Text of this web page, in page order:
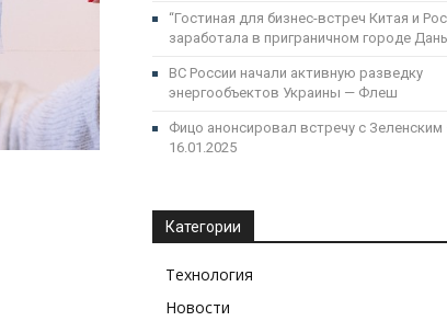
“Гостиная для бизнес-встреч Китая и
заработала в приграничном городе
ВС России начали активную разведку
энергообъектов Украины — Флеш
Фицо анонсировал встречу с Зеленским
16.01.2025
Категории
Технология
Новости